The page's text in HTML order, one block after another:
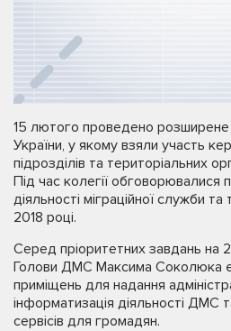
15 лютого проведено розширене
України, у якому взяли участь
підрозділів та територіальних
Під час колегії обговорювалися
діяльності міграційної служби
2018 році.
Серед пріоритетних завдань на
Голови ДМС Максима Соколюка
приміщень для надання
інформатизація діяльності ДМС
сервісів для громадян.